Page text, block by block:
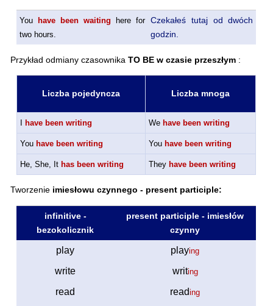
You have been waiting
here for
two hours.
Czekałeś tutaj od dwóch
godzin.
Przykład odmiany czasownika TO BE w czasie przeszłym:
Liczba pojedyncza Liczba mnoga
have been writing We have been writing
You have been writing You have been writing
He, She, It has been writing They have been writing
Tworzenie imiesłowu czynnego - present participle:
infinitive -
bezokolicznik
present participle - imiesłów
czynny
play playing
write writing
read reading